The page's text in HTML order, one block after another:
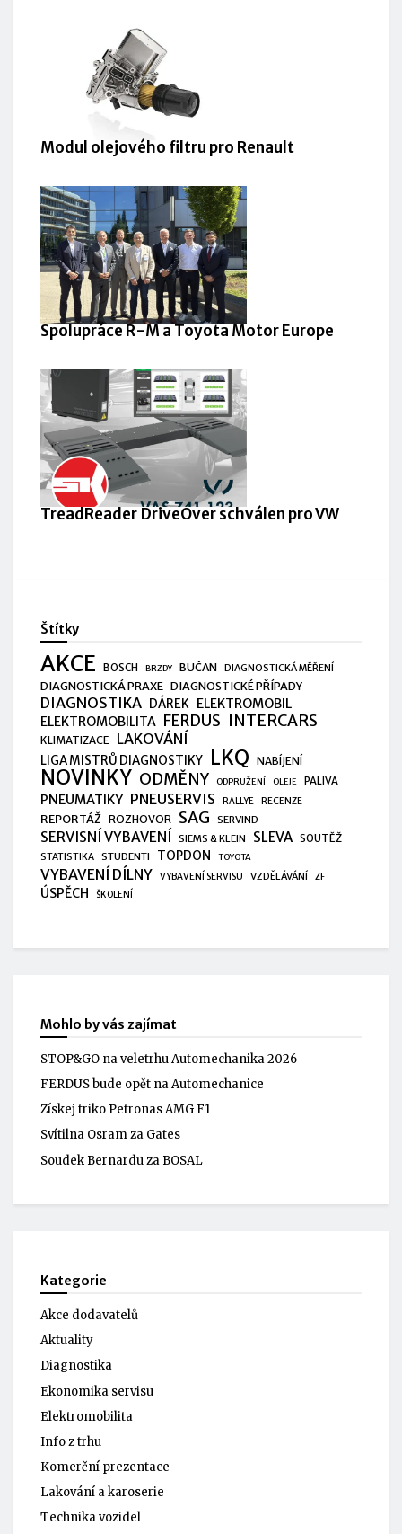
Modul olejového filtru pro Renault
Spolupráce R-M a Toyota Motor Europe
TreadReader DriveOver schválen pro VW
Štítky
AKCE BOSCH BRZDY BUČAN DIAGNOSTICKÁ MĚŘENÍ
DIAGNOSTICKÁ PRAXE DIAGNOSTICKÉ PŘÍPADY
DIAGNOSTIKA DÁREK ELEKTROMOBIL
ELEKTROMOBILITA FERDUS INTERCARS
KLIMATIZACE LAKOVÁNÍ
LIGA MISTRŮ DIAGNOSTIKY LKQ NABÍJENÍ
NOVINKY ODMĚNY ODPRUŽENÍ OLEJE PALIVA
PNEUMATIKY PNEUSERVIS RALLYE RECENZE
REPORTÁŽ ROZHOVOR SAG SERVIND
SERVISNÍ VYBAVENÍ SIEMS & KLEIN SLEVA SOUTĚŽ
STATISTIKA STUDENTI TOPDON TOYOTA
VYBAVENÍ DÍLNY VYBAVENÍ SERVISU VZDĚLÁVÁNÍ ZF
ÚSPĚCH ŠKOLENÍ
Mohlo by vás zajímat
STOP&GO na veletrhu Automechanika 2026
FERDUS bude opět na Automechanice
Získej triko Petronas AMG F1
Svítilna Osram za Gates
Soudek Bernardu za BOSAL
Kategorie
Akce dodavatelů
Aktuality
Diagnostika
Ekonomika servisu
Elektromobilita
Info z trhu
Komerční prezentace
Lakování a karoserie
Technika vozidel